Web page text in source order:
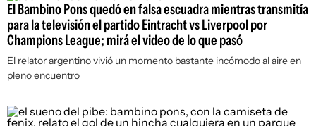
El Bambino Pons quedó en falsa escuadra mientras transmitía
para la televisión el partido Eintracht vs Liverpool por
Champions League; mirá el video de lo que pasó
El relator argentino vivió un momento bastante incómodo al aire en
pleno encuentro